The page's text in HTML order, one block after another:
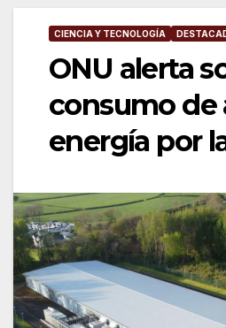
CIENCIA Y TECNOLOGÍA
ONU alerta
consumo de
energía por